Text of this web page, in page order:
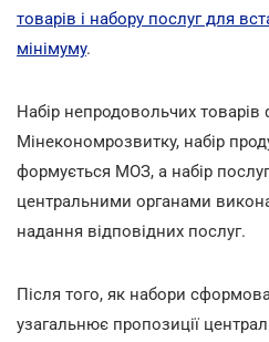
товарів і набору послуг для
мінімуму.
Набір непродовольчих товарів
Мінекономрозвитку, набір
формується МОЗ, а набір
центральними органами
надання відповідних послуг.
Після того, як набори
узагальнює пропозиції